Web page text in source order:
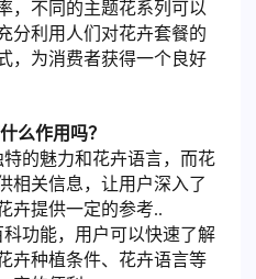
，不同的主题花系列可以
分利用人们对花卉套餐的
，为消费者获得一个良好
么作用吗？
的魅力和花卉语言，而花
相关信息，让用户深入了
卉提供一定的参考..
功能，用户可以快速了解
卉种植条件、花卉语言等